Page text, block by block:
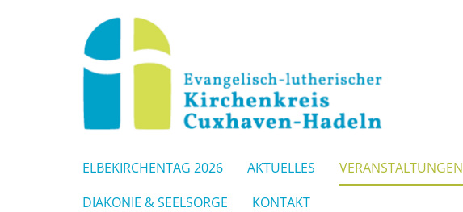
ELBEKIRCHENTAG 2026 AKTUELLES VERANSTALTUNGEN
DIAKONIE & SEELSORGE
KONTAKT